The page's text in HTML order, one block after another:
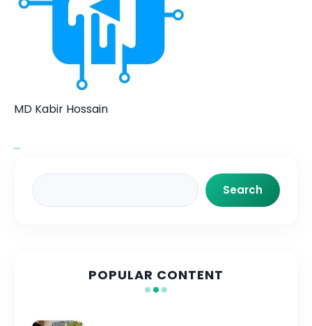
MD Kabir Hossain
...
Search
Search
POPULAR CONTENT